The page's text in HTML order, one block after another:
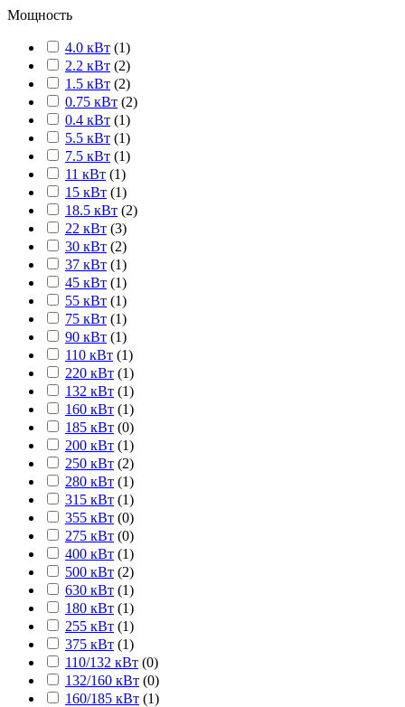
Мощность
4.0 кВт (1)
2.2 кВт (2)
1.5 кВт (2)
0.75 кВт (2)
0.4 кВт (1)
5.5 кВт (1)
7.5 кВт (1)
11 кВт (1)
15 кВт (1)
18.5 кВт (2)
22 кВт (3)
30 кВт (2)
37 кВт (1)
45 кВт (1)
55 кВт (1)
75 кВт (1)
90 кВт (1)
110 кВт (1)
220 кВт (1)
132 кВт (1)
160 кВт (1)
185 кВт (0)
200 кВт (1)
250 кВт (2)
280 кВт (1)
315 кВт (1)
355 кВт (0)
275 кВт (0)
400 кВт (1)
500 кВт (2)
630 кВт (1)
180 кВт (1)
255 кВт (1)
375 кВт (1)
110/132 кВт (0)
132/160 кВт (0)
160/185 кВт (1)